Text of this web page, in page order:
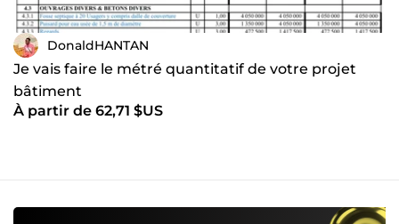
DonaldHANTAN
Je vais faire le métré quantitatif de votre projet
bâtiment
À partir de 62,71 $US